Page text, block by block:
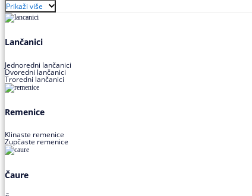
Prikaži više
Lančanici
Jednoredni lančanici
Dvoredni lančanici
Troredni lančanici
Remenice
Klinaste remenice
Zupčaste remenice
Čaure